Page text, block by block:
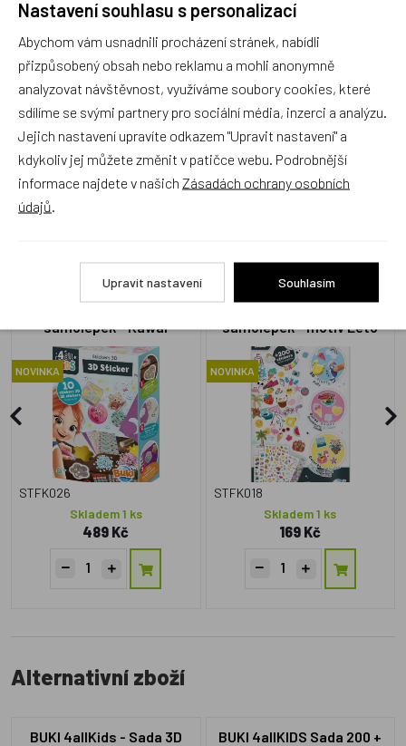
Produkt zatím nemá žádné hodnocení,buďte první, kdo
produkt ohodnotí!
Přidat hodnocení
BUKI 4allKids - Sada 3D
samolepek - Kawai
NOVINKA
STFK026
Skladem 1 ks
489 Kč
BUKI 4allKIDS Sada 200 +
samolepek - motiv Léto
NOVINKA
STFK018
Skladem 1 ks
169 Kč
Alternativní zboží
BUKI 4allKids - Sada 3D
BUKI 4allKIDS Sada 200 +
Nastavení souhlasu s personalizací
Abychom vám usnadnili procházení stránek, nabídli
přizpůsobený obsah nebo reklamu a mohli anonymně
analyzovat návštěvnost, využíváme soubory cookies, které
sdílíme se svými partnery pro sociální média, inzerci a analýzu.
Jejich nastavení upravíte odkazem "Upravit nastavení" a
kdykoliv jej můžete změnit v patičce webu. Podrobnější
informace najdete v našich Zásadách ochrany osobních
údajů
Upravit nastavení Souhlasím